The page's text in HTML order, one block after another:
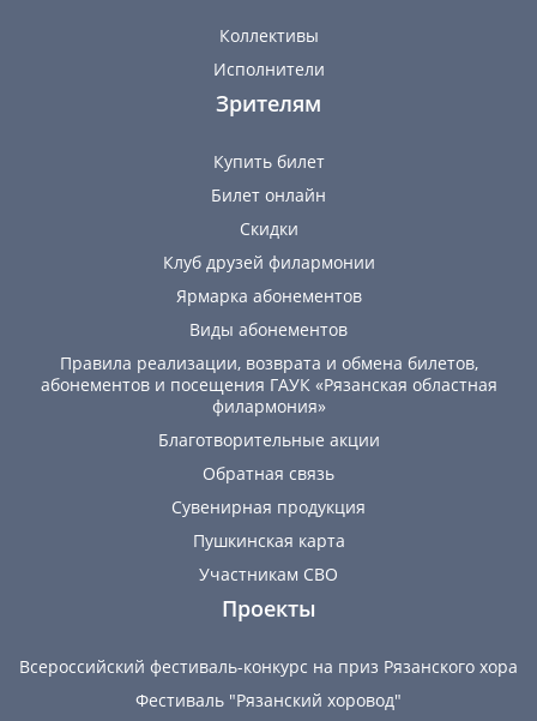
Коллективы
Исполнители
Зрителям
Купить билет
Билет онлайн
Скидки
Клуб друзей филармонии
Ярмарка абонементов
Виды абонементов
Правила реализации, возврата и обмена билетов,
абонементов и посещения ГАУК «Рязанская областная
филармония»
Благотворительные акции
Обратная связь
Сувенирная продукция
Пушкинская карта
Участникам СВО
Проекты
Всероссийский фестиваль-конкурс на приз Рязанского хора
Фестиваль "Рязанский хоровод"